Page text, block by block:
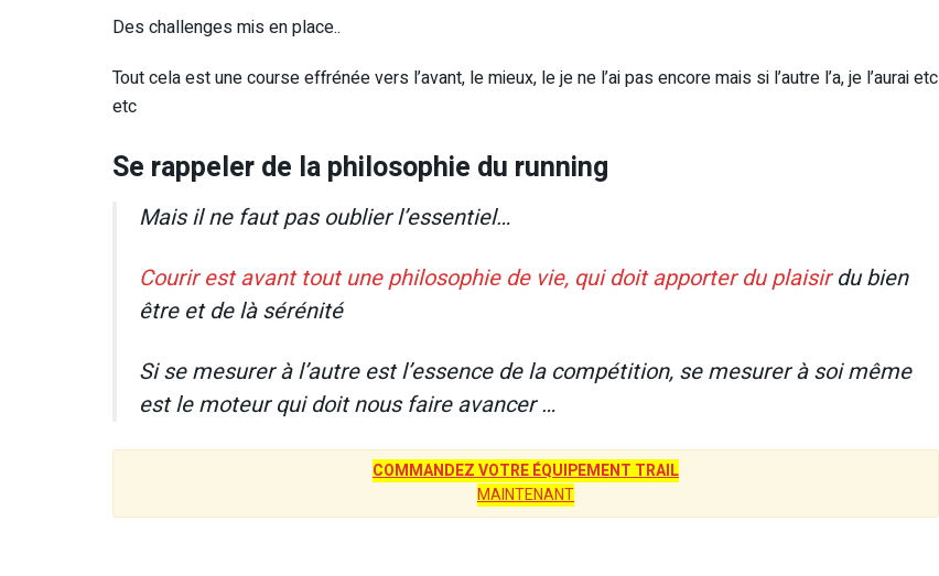
Des challenges mis en place..
Tout cela est une course effrénée vers l’avant, le mieux, le je ne l’ai pas encore mais si l’autre l’a, je l’aurai etc
etc
Se rappeler de la philosophie du running
Mais il ne faut pas oublier l’essentiel…
Courir est avant tout une philosophie de vie, qui doit apporter du plaisirdu bien
être et de là sérénité
Si se mesurer à l’autre est l’essence de la compétition, se mesurer à soi même
est le moteur qui doit nous faire avancer …
COMMANDEZ VOTRE ÉQUIPEMENT TRAIL
MAINTENANT